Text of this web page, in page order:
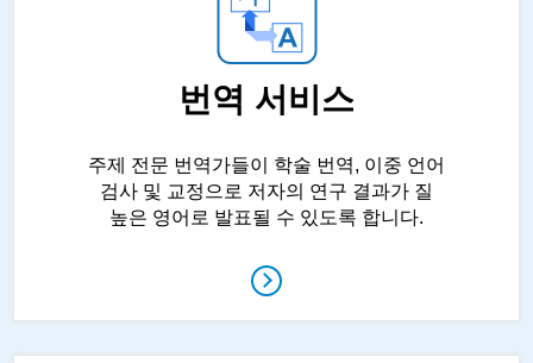
번역 서비스
주제 전문 번역가들이 학술 번역, 이중 언어
검사 및 교정으로 저자의 연구 결과가 질
높은 영어로 발표될 수 있도록 합니다.